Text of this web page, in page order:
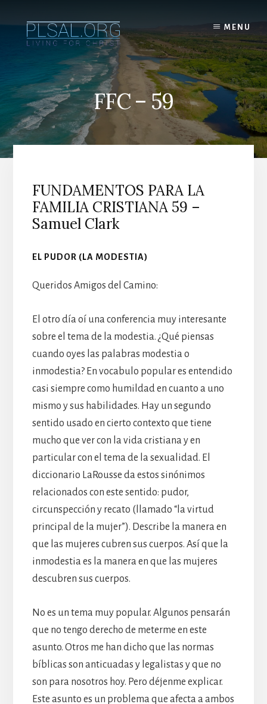
content
MENU
FFC – 59
FUNDAMENTOS PARA LA
FAMILIA CRISTIANA 59 –
Samuel Clark
EL PUDOR (LA MODESTIA)
Queridos Amigos del Camino:
El otro día oí una conferencia muy interesante
sobre el tema de la modestia. ¿Qué piensas
cuando oyes las palabras modestia o
inmodestia? En vocabulo popular es entendido
casi siempre como humildad en cuanto a uno
mismo y sus habilidades. Hay un segundo
sentido usado en cierto contexto que tiene
mucho que ver con la vida cristiana y en
particular con el tema de la sexualidad. El
diccionario LaRousse da estos sinónimos
relacionados con este sentido: pudor,
circunspección y recato (llamado “la virtud
principal de la mujer”). Describe la manera en
que las mujeres cubren sus cuerpos. Así que la
inmodestia es la manera en que las mujeres
descubren sus cuerpos.
No es un tema muy popular. Algunos pensarán
que no tengo derecho de meterme en este
asunto. Otros me han dicho que las normas
bíblicas son anticuadas y legalistas y que no
son para nosotros hoy. Pero déjenme explicar.
Este asunto es un problema que afecta a ambos